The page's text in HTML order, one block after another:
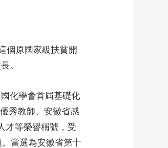
個原國家級扶貧開
。
化學會首屆基礎化
秀教師、安徽省感
才等榮譽稱號，受
當選為安徽省第十